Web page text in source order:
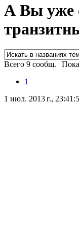
А Вы уже
Всего 9 сообщ. |
1
1 июл. 2013 г.,